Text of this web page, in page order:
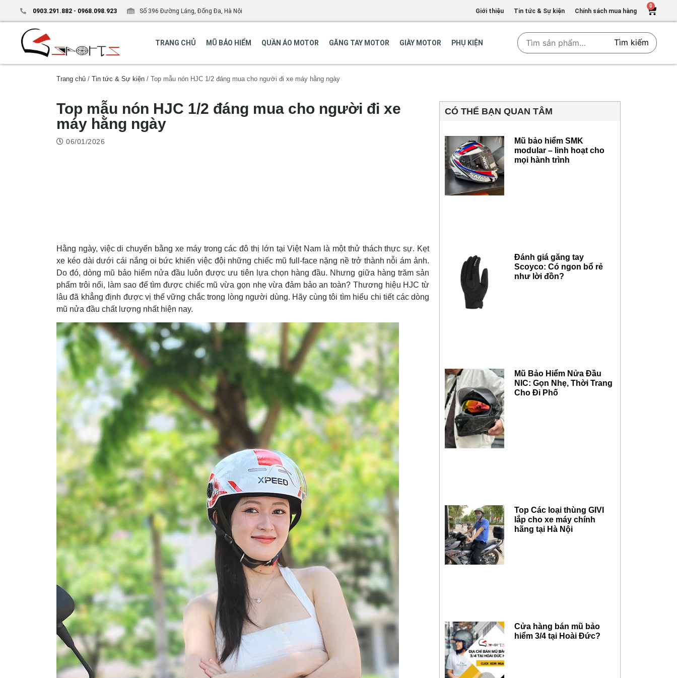
0903.291.882 - 0968.098.923 Số 396 Đường Láng, Đống Đa, Hà Nội Giới thiệu Tin tức & Sự kiện Chính sách mua hàng
0
TRANG CHỦ MŨ BẢO HIỂM QUẦN ÁO MOTOR GĂNG TAY MOTOR GIÀY MOTOR PHỤ KIỆN Tìm kiếm
Trang chủ / Tin tức & Sự kiện / Top mẫu nón HJC 1/2 đáng mua cho người đi xe máy hằng ngày
Top mẫu nón HJC 1/2 đáng mua cho người đi xe
máy hằng ngày
06/01/2026
Hằng ngày, việc di chuyển bằng xe máy trong các đô thị lớn tại Việt Nam là một thử thách thực sự. Kẹt
xe kéo dài dưới cái nắng oi bức khiến việc đội những chiếc mũ full-face nặng nề trở thành nỗi ám ảnh.
Do đó, dòng mũ bảo hiểm nửa đầu luôn được ưu tiên lựa chọn hàng đầu. Nhưng giữa hàng trăm sản
phẩm trôi nổi, làm sao để tìm được chiếc mũ vừa gọn nhẹ vừa đảm bảo an toàn? Thương hiệu HJC từ
lâu đã khẳng định được vị thế vững chắc trong lòng người dùng. Hãy cùng tôi tìm hiểu chi tiết các dòng
mũ nửa đầu chất lượng nhất hiện nay.
CÓ THỂ BẠN QUAN TÂM
Mũ bảo hiểm SMK
modular – linh hoạt cho
mọi hành trình
Đánh giá găng tay
Scoyco: Có ngon bổ rẻ
như lời đồn?
Mũ Bảo Hiểm Nửa Đầu
NIC: Gọn Nhẹ, Thời Trang
Cho Đi Phố
Top Các loại thùng GIVI
lắp cho xe máy chính
hãng tại Hà Nội
Cửa hàng bán mũ bảo
hiểm 3/4 tại Hoài Đức?